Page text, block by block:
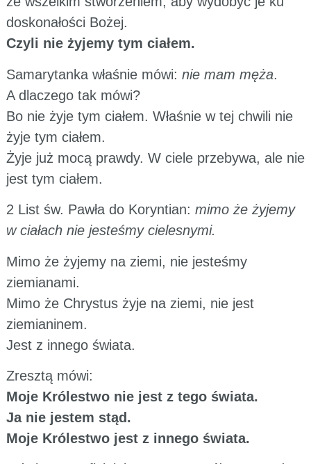
doskonałości Bożej.
Czyli nie żyjemy tym ciałem.
Samarytanka właśnie mówi: nie mam męża.
A dlaczego tak mówi?
Bo nie żyje tym ciałem. Właśnie w tej chwili nie
żyje tym ciałem.
Żyje już mocą prawdy. W ciele przebywa, ale nie
jest tym ciałem.
2 List św. Pawła do Koryntian: mimo że żyjemy
w ciałach nie jesteśmy cielesnymi.
Mimo że żyjemy na ziemi, nie jesteśmy
ziemianami.
Mimo że Chrystus żyje na ziemi, nie jest
ziemianinem.
Jest z innego świata.
Zresztą mówi:
Moje Królestwo nie jest z tego świata.
Ja nie jestem stąd.
Moje Królestwo jest z innego świata.